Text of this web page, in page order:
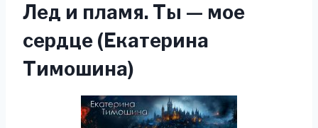
Лед и пламя. Ты — мое
сердце (Екатерина
Тимошина)